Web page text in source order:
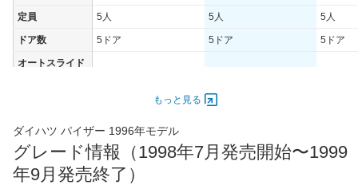
定員 5人 5人 5人
ドア数 5ドア 5ドア 5ドア
オートスライド
最高トルク 140 [14.3]/ 3,600 140 [14.3]/ 3,600 140
過給機 -
もっと見る
ダイハツ パイザー 1996年モデル
グレード情報（1998年7月発売開始〜1999
年9月発売終了）